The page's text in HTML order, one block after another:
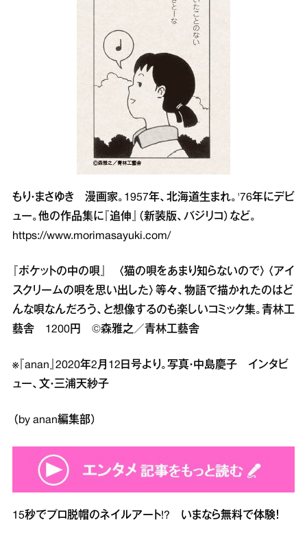
もり・まさゆき 漫画家。1957年、北海道生まれ。'76年にデビ
ュー。他の作品集に『追伸』（新装版、バジリコ）など。
https://www.morimasayuki.com/
『ポケットの中の唄』 〈猫の唄をあまり知らないので〉〈アイ
スクリームの唄を思い出した〉等々、物語で描かれたのはど
んな唄なんだろう、と想像するのも楽しいコミック集。青林工
藝舎 1200円 ©森雅之／青林工藝舎
※『anan』2020年2月12日号より。写真・中島慶子 インタビ
ュー、文・三浦天紗子
（by anan編集部）
15秒でプロ脱帽のネイルアート!? いまなら無料で体験！